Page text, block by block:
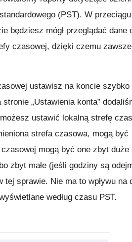
(PST). W
będziesz mógł przeglądać dane
czasowej, dzięki czemu
ustawisz na koncie szybko
„Ustawienia konta”
ustawić lokalną strefę
strefa czasowa, mogą być
mogą być one zbyt
zbyt małe (jeśli godziny są
sprawie. Nie ma to wpływu na
według czasu PST.